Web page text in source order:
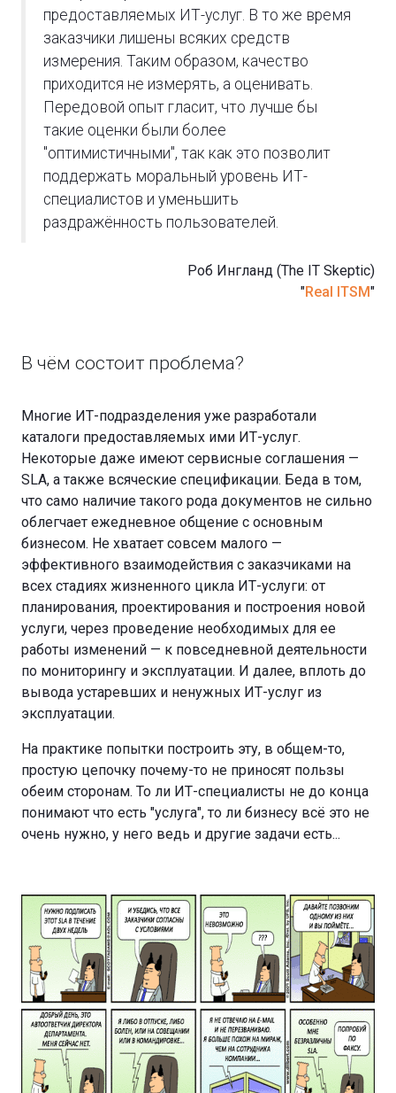
предоставляемых ИТ-услуг. В то же время
заказчики лишены всяких средств
измерения. Таким образом, качество
приходится не измерять, а оценивать.
Передовой опыт гласит, что лучше бы
такие оценки были более
"оптимистичными", так как это позволит
поддержать моральный уровень ИТ-
специалистов и уменьшить
раздражённость пользователей.
Роб Ингланд (The IT Skeptic)
"Real ITSM"
В чём состоит проблема?
Многие ИТ-подразделения уже разработали
каталоги предоставляемых ими ИТ-услуг.
Некоторые даже имеют сервисные соглашения —
SLA, а также всяческие спецификации. Беда в том,
что само наличие такого рода документов не сильно
облегчает ежедневное общение с основным
бизнесом. Не хватает совсем малого —
эффективного взаимодействия с заказчиками на
всех стадиях жизненного цикла ИТ-услуги: от
планирования, проектирования и построения новой
услуги, через проведение необходимых для ее
работы изменений — к повседневной деятельности
по мониторингу и эксплуатации. И далее, вплоть до
вывода устаревших и ненужных ИТ-услуг из
эксплуатации.
На практике попытки построить эту, в общем-то,
простую цепочку почему-то не приносят пользы
обеим сторонам. То ли ИТ-специалисты не до конца
понимают что есть "услуга", то ли бизнесу всё это не
очень нужно, у него ведь и другие задачи есть...